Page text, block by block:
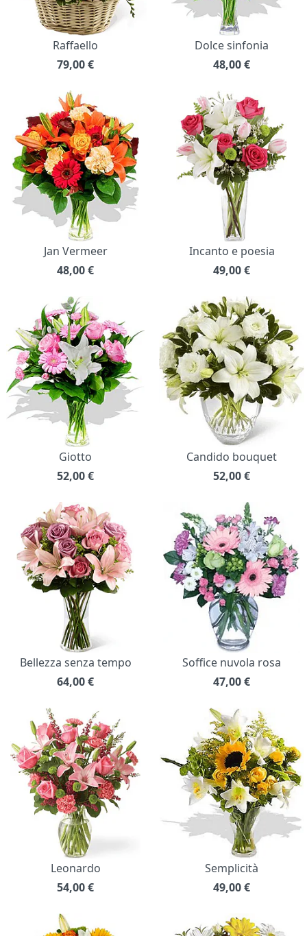
Raffaello
79,00€
Dolce sinfonia
48,00€
Jan Vermeer
48,00€
Incanto e poesia
49,00€
Giotto
52,00€
Candido bouquet
52,00€
Bellezza senza tempo
64,00€
Soffice nuvola rosa
47,00€
Leonardo
54,00€
Semplicità
49,00€